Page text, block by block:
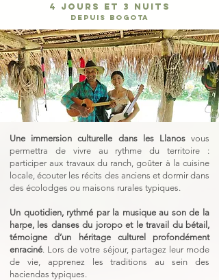
4 JOURS ET 3 NUITs
DEPUIS Bogota
Une immersion culturelle dans les Llanosvous
permettra de vivre au rythme du territoire :
participer aux travaux du ranch, goûter à la cuisine
locale, écouter les récits des anciens et dormir dans
des écolodges ou maisons rurales typiques.
Un quotidien, rythmé par la musique au son de la
harpe, les danses du joropo et le travail du bétail,
témoigne d’un héritage culturel profondément
enraciné . Lors de votre séjour, partagez leur mode
de vie, apprenez les traditions au sein des
haciendas typiques.